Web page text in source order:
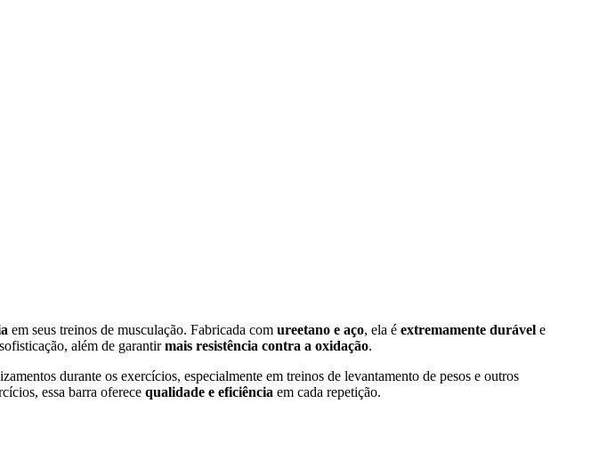
em seus treinos de musculação. Fabricada com ureetano e aço, ela é extremamente durável e
além de garantirmais resistência contra a oxidação.
durante os exercícios, especialmente em treinos de levantamento de pesos e outros
essa barra oferece qualidade e eficiência em cada repetição.